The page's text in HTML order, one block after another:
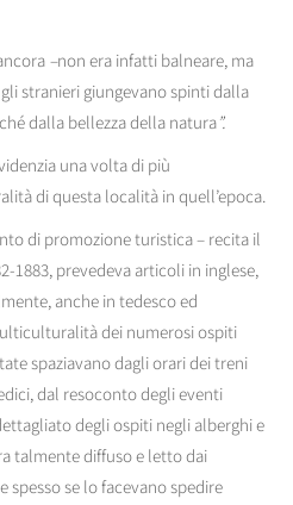
–non era infatti balneare, ma
stranieri giungevano spinti dalla
dalla bellezza della natura”.
una volta di più
di questa località in quell’epoca.
di promozione turistica – recita il
1883, prevedeva articoli in inglese,
anche in tedesco ed
dei numerosi ospiti
spaziavano dagli orari dei treni
dal resoconto degli eventi
degli ospiti negli alberghi e
talmente diffuso e letto dai
se lo facevano spedire